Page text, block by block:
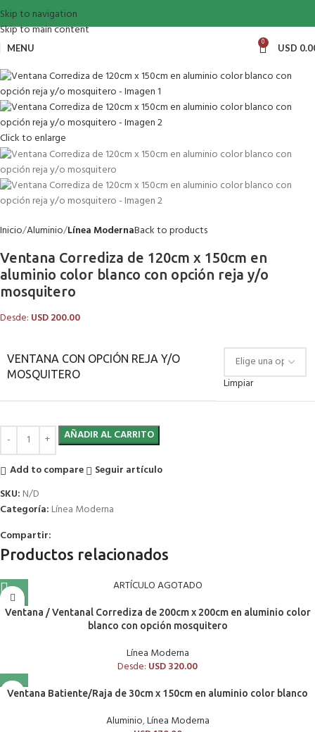
Skip to navigation
Skip to main content
MENU 0 USD
Click to enlarge
Inicio Aluminio Línea ModernaBack to products
Ventana Corrediza de 120cm x 150cm en
aluminio color blanco con opción reja y/o
mosquitero
Desde: USD200.00
VENTANA CON OPCIÓN REJA Y/O
MOSQUITERO
Limpiar
AÑADIR AL CARRITO
Add to compare
Seguir artículo
SKU: N/D
Categoría: Línea Moderna
Compartir:
Productos relacionados
ARTÍCULO AGOTADO
Ventana / Ventanal Corrediza de 200cm x 200cm en aluminio color
blanco con opción mosquitero
Línea Moderna
Desde: USD320.00
Ventana Batiente/Raja de 30cm x 150cm en aluminio color blanco
Aluminio,Línea Moderna